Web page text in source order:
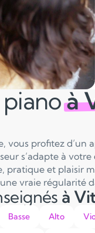
pianoà
vous profitez d’un
s’adapte à
pratique et plaisir
vraie régularité
à
Basse Alto